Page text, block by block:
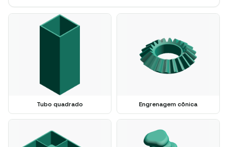
Tubo quadrado Engrenagem cônica